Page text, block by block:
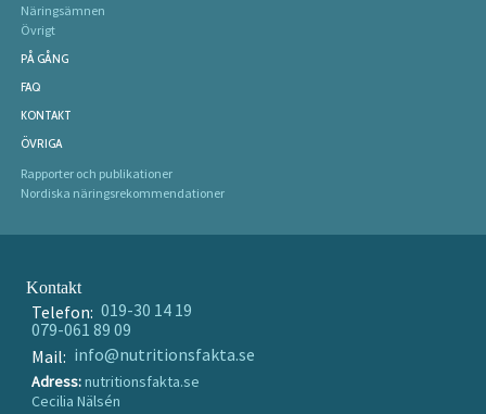
Näringsämnen
Övrigt
PÅ GÅNG
FAQ
KONTAKT
ÖVRIGA
Rapporter och publikationer
Nordiska näringsrekommendationer
Kontakt
Telefon: 019-30 14 19
079-061 89 09
Mail: info@nutritionsfakta.se
Adress:nutritionsfakta.se
Cecilia Nälsén